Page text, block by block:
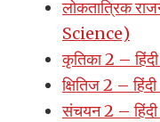
लोकतात्रिक
Science)
कृतिका 2 –
क्षितिज 2 –
संचयन 2 –